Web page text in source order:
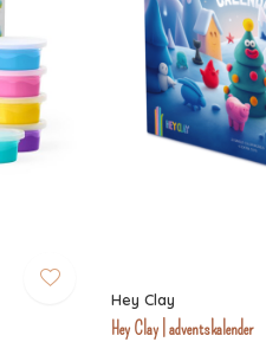
Hey Clay
Hey Clay | adventskalender